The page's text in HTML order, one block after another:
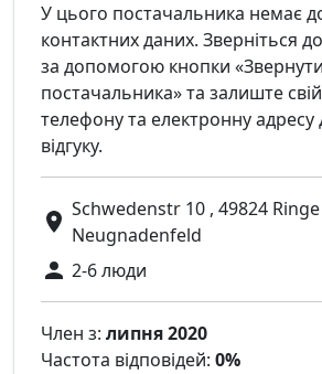
У цього постачальника немає
контактних даних. Зверніться
за допомогою кнопки
постачальника» та залиште
телефону та електронну
відгуку.
Schwedenstr 10 , 49824 Ringe
Neugnadenfeld
2-6 люди
Член з: липня 2020
Частота відповідей: 0%